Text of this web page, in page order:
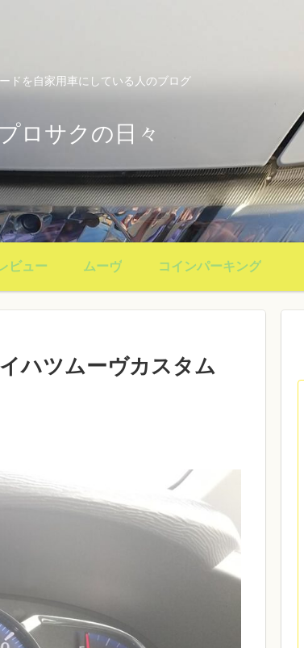
ドを自家用車にしている人のブログ
プロサクの日々
ビュー ムーヴ コインパーキング
ハツムーヴカスタム